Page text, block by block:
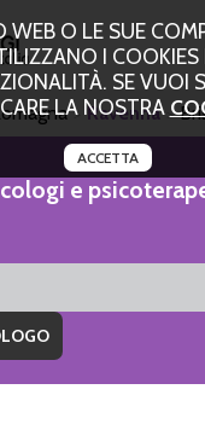
WEB O LE SUE
I COOKIES
SE VUOI
LA NOSTRA
ACCETTA
Ravenna
e